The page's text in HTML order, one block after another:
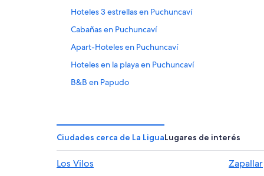
Hoteles 3 estrellas en Puchuncaví
Cabañas en Puchuncaví
Apart-Hoteles en Puchuncaví
Hoteles en la playa en Puchuncaví
B&B en Papudo
Hoteles en Cachagua
Casas de campo en Zapallar
Hoteles de lujo en Zapallar
Ciudades cerca de La LiguaLugares de interés
Los Vilos Zapallar